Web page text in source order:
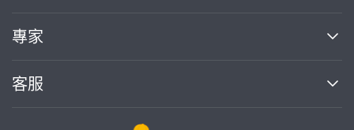
部落格
加入我們
買服務
熱門服務
專家
案件中心
客服